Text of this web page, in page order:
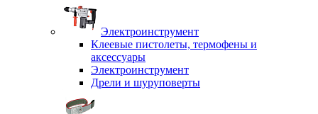
Электроинструмент
Клеевые пистолеты, термофены и
аксессуары
Электроинструмент
Дрели и шуруповерты